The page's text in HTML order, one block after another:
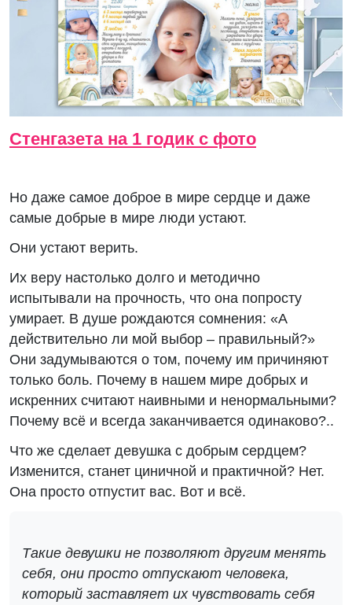
Стенгазета на 1 годик с фото
Но даже самое доброе в мире сердце и даже
самые добрые в мире люди устают.
Они устают верить.
Их веру настолько долго и методично
испытывали на прочность, что она попросту
умирает. В душе рождаются сомнения: «А
действительно ли мой выбор – правильный?»
Они задумываются о том, почему им причиняют
только боль. Почему в нашем мире добрых и
искренних считают наивными и ненормальными?
Почему всё и всегда заканчивается одинаково?..
Что же сделает девушка с добрым сердцем?
Изменится, станет циничной и практичной? Нет.
Она просто отпустит вас. Вот и всё.
Такие девушки не позволяют другим менять
себя, они просто отпускают человека,
который заставляет их чувствовать себя